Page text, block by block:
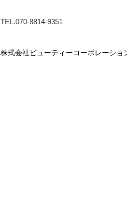
TEL.070-8814-9351
株式会社ビューティーコーポレーショ